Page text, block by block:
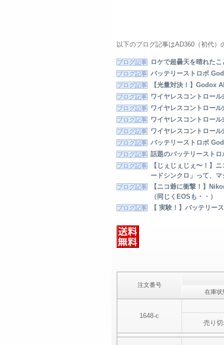
以下のブログ記事はAD360（初代
ロケで超曇天を晴れた
バッテリーストロボ
【光量対決！】Godox
ワイヤレスコントロー
ワイヤレスコントロー
ワイヤレスコントロー
ワイヤレスコントロー
バッテリーストロボ
話題のバッテリースト
【じぇじぇじぇ〜！】
ードシンクロ」って、マ
【ニコ爺に衝撃！】
（同じくEOSも・・）
【 実験！】バッテリー
注文番号
在庫状
1648-c
売り